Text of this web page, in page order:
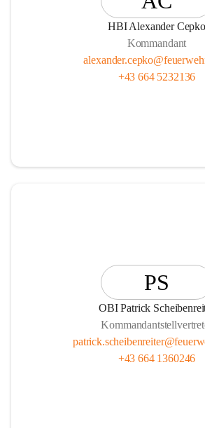
HBI Alexander Cepko
Kommandant
+43 664 5232136
PS
OBI Patrick
+43 664 1360246